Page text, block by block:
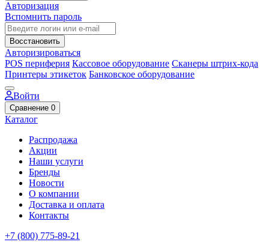
Авторизация
Вспомнить пароль
Восстановить
Авторизироваться
POS периферия Кассовое оборудование Сканеры штрих-кода
Принтеры этикеток Банковское оборудование
Войти
Сравнение 0
Каталог
Распродажа
Акции
Наши услуги
Бренды
Новости
О компании
Доставка и оплата
Контакты
+7 (800) 775-89-21